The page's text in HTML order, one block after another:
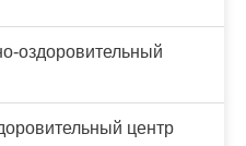
оздоровительный
центр